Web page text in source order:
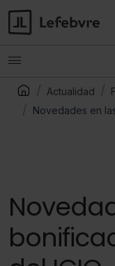
Actualidad
Novedades en